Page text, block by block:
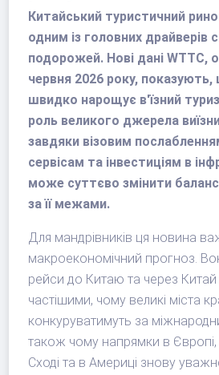
Китайський туристичний
одним із головних драйверів
подорожей. Нові дані WTTC,
червня 2026 року, показують,
швидко нарощує в'їзний
роль великого джерела
завдяки візовим
сервісам та інвестиціям в
може суттєво змінити баланс
за її межами.
Для мандрівників ця новина
макроекономічний прогноз.
рейси до Китаю та через
частішими, чому великі міста
конкуруватимуть за
також чому напрямки в Європі,
Сході та в Америці знову